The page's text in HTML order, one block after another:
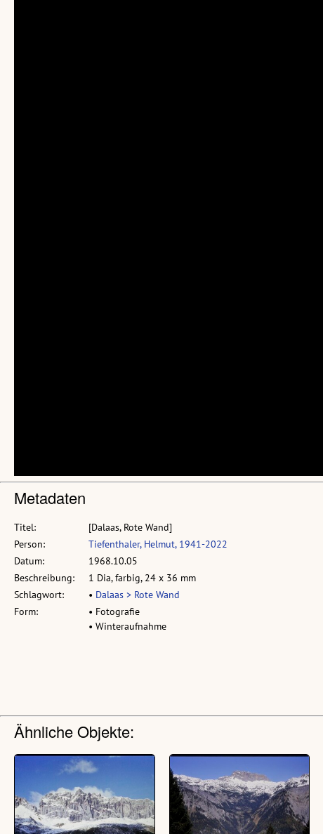
Metadaten
Titel:
[Dalaas, Rote Wand]
Person:
Tiefenthaler, Helmut, 1941-2022
Datum:
1968.10.05
Beschreibung:
1 Dia, farbig, 24 x 36 mm
Schlagwort:
• Dalaas > Rote Wand
Form:
• Fotografie
• Winteraufnahme
Ähnliche Objekte: